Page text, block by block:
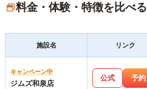
料金・体験・特徴を比べる
施設名 リンク
キャンペーン中
ジムズ和泉店
公式 予約